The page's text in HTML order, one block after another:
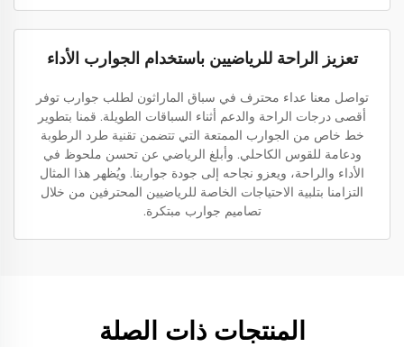
تعزيز الراحة للرياضيين باستخدام الجوارب الأداء
تواصل معنا عداء محترف في سباق الماراثون لطلب جوارب توفر
أقصى درجات الراحة والدعم أثناء السباقات الطويلة. قمنا بتطوير
خط خاص من الجوارب الممتعة التي تتضمن تقنية طرد الرطوبة
ودعامة للقوس الكاحلي. وأبلغ الرياضي عن تحسن ملحوظ في
الأداء والراحة، ويعزو نجاحه إلى جودة جواربنا. ويُظهر هذا المثال
التزامنا بتلبية الاحتياجات الخاصة للرياضيين المحترفين من خلال
تصاميم جوارب مبتكرة.
المنتجات ذات الصلة